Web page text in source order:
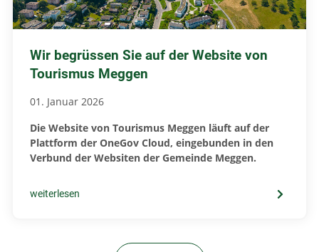
Wir begrüssen Sie auf der Website von
Tourismus Meggen
01. Januar 2026
Die Website von Tourismus Meggen läuft auf der
Plattform der OneGov Cloud, eingebunden in den
Verbund der Websiten der Gemeinde Meggen.
weiterlesen